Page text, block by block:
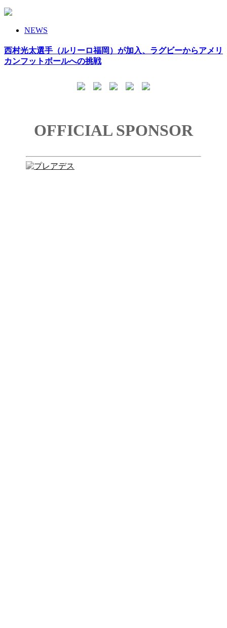
NEWS
西村光太選手（ルリーロ福岡）が加入、ラグビーからアメリ
カンフットボールへの挑戦
OFFICIAL SPONSOR